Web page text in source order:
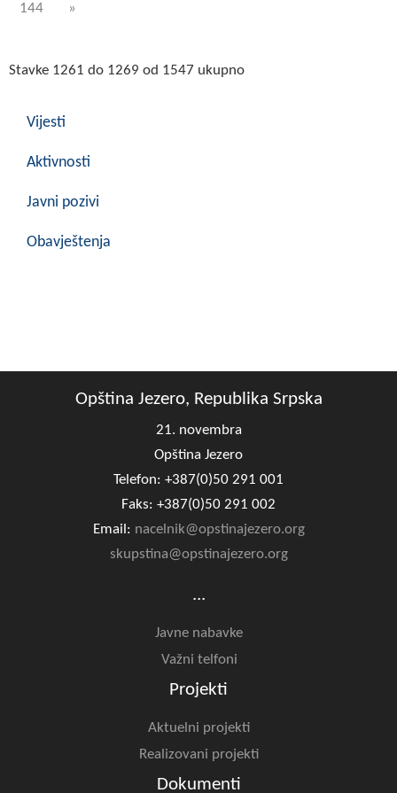
144 »
Stavke 1261 do 1269 od 1547 ukupno
Vijesti
Aktivnosti
Javni pozivi
Obavještenja
Opština Jezero, Republika Srpska
21. novembra
Opština Jezero
Telefon: +387(0)50 291 001
Faks: +387(0)50 291 002
Email: nacelnik@opstinajezero.org
skupstina@opstinajezero.org
...
Javne nabavke
Važni telfoni
Projekti
Aktuelni projekti
Realizovani projekti
Dokumenti